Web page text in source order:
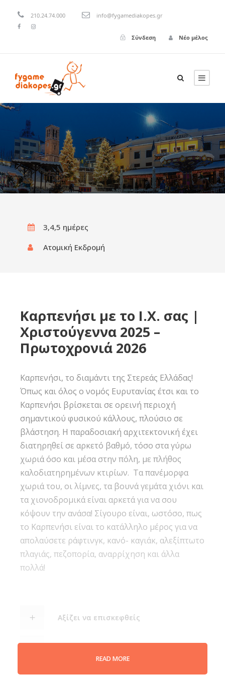
210.24.74.000 info@fygamediakopes.gr
Σύνδεση Νέο μέλος
3,4,5 ημέρες‎
Ατομική Εκδρομή
Καρπενήσι με το Ι.Χ. σας |
Χριστούγεννα 2025 –
Πρωτοχρονιά 2026
Καρπενήσι, το διαμάντι της Στερεάς Ελλάδας!
Όπως και όλος ο νομός Ευρυτανίας έτσι και το
Καρπενήσι βρίσκεται σε ορεινή περιοχή
σημαντικού φυσικού κάλλους, πλούσιο σε
βλάστηση. Η παραδοσιακή αρχιτεκτονική έχει
διατηρηθεί σε αρκετό βαθμό, τόσο στα γύρω
χωριά όσο και μέσα στην πόλη, με πλήθος
καλοδιατηρημένων κτιρίων. Τα πανέμορφα
χωριά του, οι λίμνες, τα βουνά γεμάτα χιόνι και
τα χιονοδρομικά είναι αρκετά για να σου
κόψουν την ανάσα! Σίγουρο είναι, ωστόσο, πως
το Καρπενήσι είναι το κατάλληλο μέρος για να
απολαύσετε ράφτινγκ, κανό- καγιάκ, αλεξίπτωτο
πλαγιάς, πεζοπορία, αναρρίχηση και άλλα
πολλά!
Αξίζει να επισκεφθείς
READ MORE